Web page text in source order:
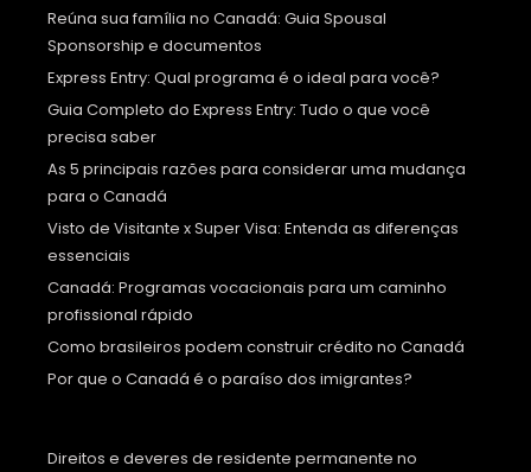
Reúna sua família no Canadá: Guia Spousal
Sponsorship e documentos
Express Entry: Qual programa é o ideal para você?
Guia Completo do Express Entry: Tudo o que você
precisa saber
As 5 principais razões para considerar uma mudança
para o Canadá
Visto de Visitante x Super Visa: Entenda as diferenças
essenciais
Canadá: Programas vocacionais para um caminho
profissional rápido
Como brasileiros podem construir crédito no Canadá
Por que o Canadá é o paraíso dos imigrantes?
Direitos e deveres de residente permanente no